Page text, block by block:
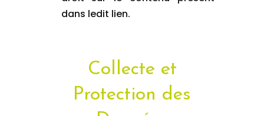
dans ledit lien.
Collecte et
Protection des